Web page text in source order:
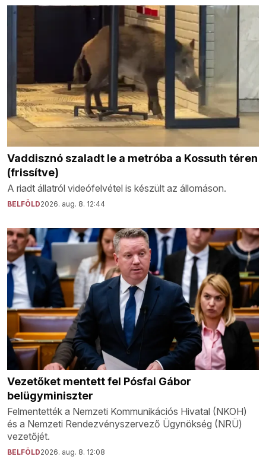
Vaddisznó szaladt le a metróba a Kossuth téren
(frissítve)
A riadt állatról videófelvétel is készült az állomáson.
BELFÖLD2026. aug. 8. 12:44
Vezetőket mentett fel Pósfai Gábor
belügyminiszter
Felmentették a Nemzeti Kommunikációs Hivatal (NKOH)
és a Nemzeti Rendezvényszervező Ügynökség (NRÜ)
vezetőjét.
BELFÖLD2026. aug. 8. 12:08